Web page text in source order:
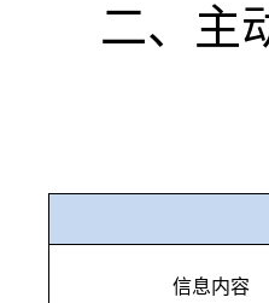
二、主
信息内容